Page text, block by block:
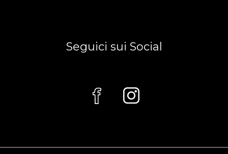
Seguici sui Social